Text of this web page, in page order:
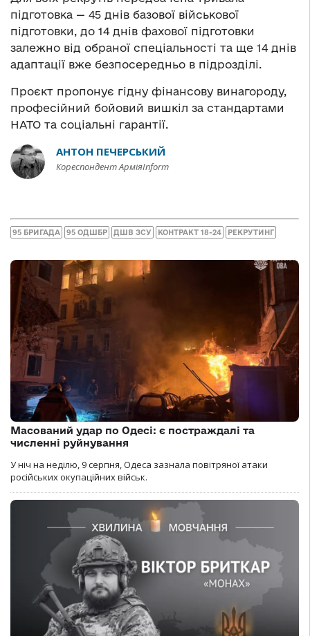
підготовка — 45 днів базової військової
підготовки, до 14 днів фахової підготовки
залежно від обраної спеціальності та ще 14 днів
адаптації вже безпосередньо в підрозділі.
Проєкт пропонує гідну фінансову винагороду,
професійний бойовий вишкіл за стандартами
НАТО та соціальні гарантії.
АНТОН ПЕЧЕРСЬКИЙ
Кореспондент АрміяInform
95 БРИГАДА 95 ОДШБР ДШВ ЗСУ КОНТРАКТ 18-24 РЕКРУТИНГ
Масований удар по Одесі: є постраждалі та
численні руйнування
У ніч на неділю, 9 серпня, Одеса зазнала повітряної атаки
російських окупаційних військ.